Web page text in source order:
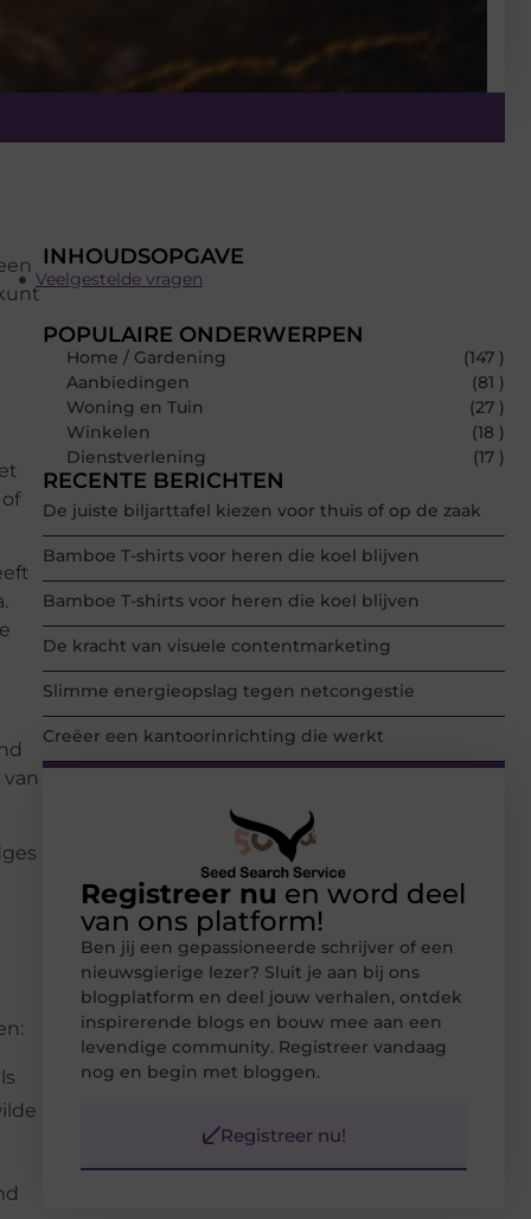
INHOUDSOPGAVE
Veelgestelde vragen
POPULAIRE ONDERWERPEN
Home / Gardening
(147 )
Aanbiedingen
(81 )
Woning en Tuin
(27 )
Winkelen
(18 )
Dienstverlening
(17 )
RECENTE BERICHTEN
De juiste biljarttafel kiezen voor thuis of op de zaak
Bamboe T-shirts voor heren die koel blijven
Bamboe T-shirts voor heren die koel blijven
De kracht van visuele contentmarketing
Slimme energieopslag tegen netcongestie
Creëer een kantoorinrichting die werkt
Registreer nu en word deel
van ons platform!
Ben jij een gepassioneerde schrijver of een
nieuwsgierige lezer? Sluit je aan bij ons
blogplatform en deel jouw verhalen, ontdek
inspirerende blogs en bouw mee aan een
levendige community. Registreer vandaag
nog en begin met bloggen.
Registreer nu!